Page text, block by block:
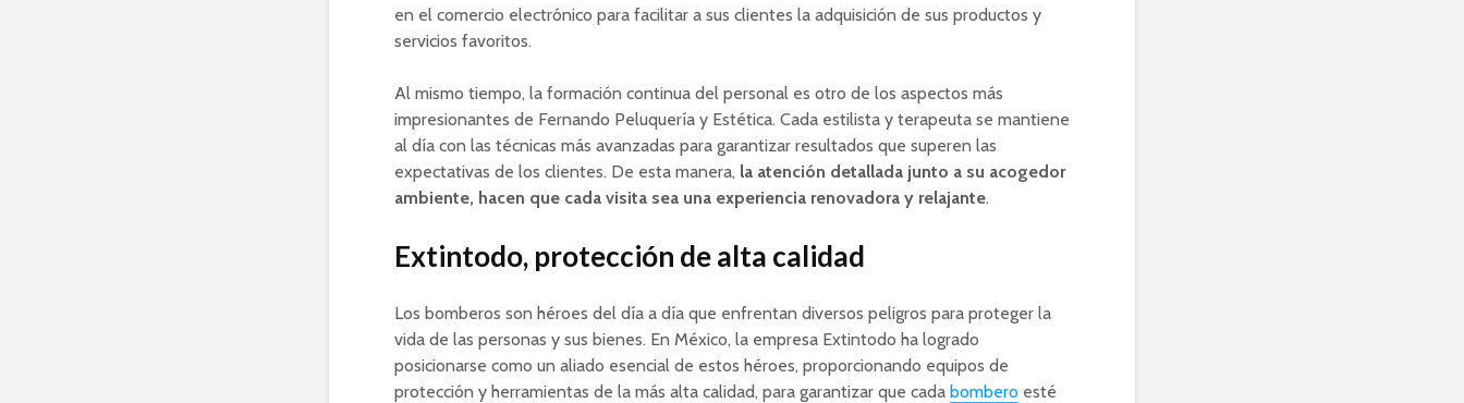
en el comercio electrónico para facilitar a sus clientes la adquisición de sus productos y
servicios favoritos.
Al mismo tiempo, la formación continua del personal es otro de los aspectos más
impresionantes de Fernando Peluquería y Estética. Cada estilista y terapeuta se mantiene
al día con las técnicas más avanzadas para garantizar resultados que superen las
expectativas de los clientes. De esta manera, la atención detallada junto a su acogedor
ambiente, hacen que cada visita sea una experiencia renovadora y relajante.
Extintodo, protección de alta calidad
Los bomberos son héroes del día a día que enfrentan diversos peligros para proteger la
vida de las personas y sus bienes. En México, la empresa Extintodo ha logrado
posicionarse como un aliado esencial de estos héroes, proporcionando equipos de
protección y herramientas de la más alta calidad, para garantizar que cada bombero esté